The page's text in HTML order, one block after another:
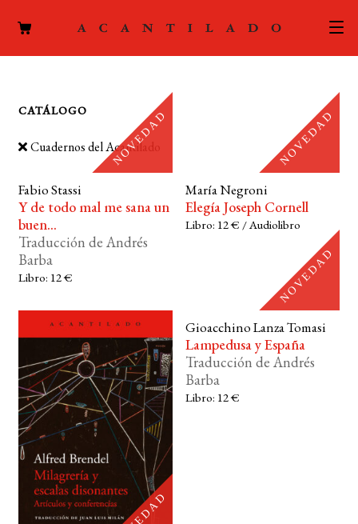
AUTORES
menú
ACTUALIDAD
hijo
PODCAST
el
hijo
CONTACTO
MI CUENTA
BUSCAR
CATÁLOGO
Cuadernos del Acantilado
Fabio Stassi
Y de todo mal me sana un
buen...
Traducción de Andrés
Barba
Libro: 12 €
María Negroni
Elegía Joseph Cornell
Libro: 12 € / Audiolibro
Gioacchino Lanza Tomasi
Lampedusa y España
Traducción de Andrés
Barba
Libro: 12 €